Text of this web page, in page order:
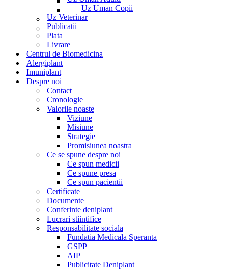
Uz Uman Copii
Uz Veterinar
Publicatii
Plata
Livrare
Centrul de Biomedicina
Alergiplant
Imuniplant
Despre noi
Contact
Cronologie
Valorile noaste
Viziune
Misiune
Strategie
Promisiunea noastra
Ce se spune despre noi
Ce spun medicii
Ce spune presa
Ce spun pacientii
Certificate
Documente
Conferinte deniplant
Lucrari stiintifice
Responsabilitate sociala
Fundatia Medicala Speranta
GSPP
AIP
Publicitate Deniplant